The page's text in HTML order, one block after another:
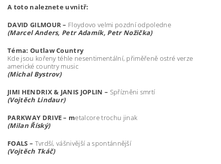
A toto naleznete uvnitř:
DAVID GILMOUR – Floydovo velmi pozdní odpoledne
(Marcel Anders, Petr Adamík, Petr Nožička)
Téma: Outlaw Country
Kde jsou kořeny téhle nesentimentální, přiměřeně ostré verze
americké country music
(Michal Bystrov)
JIMI HENDRIX & JANIS JOPLIN – Spřízněni smrtí
(Vojtěch Lindaur)
PARKWAY DRIVE – metalcore trochu jinak
(Milan Říský)
FOALS – Tvrdší, vášnivější a spontánnější
(Vojtěch Tkáč)